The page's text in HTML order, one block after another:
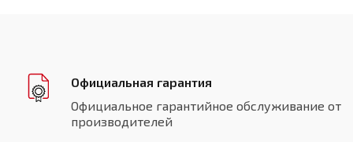
Официальная гарантия
Официальное гарантийное обслуживание от
производителей